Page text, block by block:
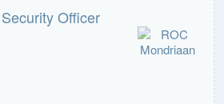
Officer